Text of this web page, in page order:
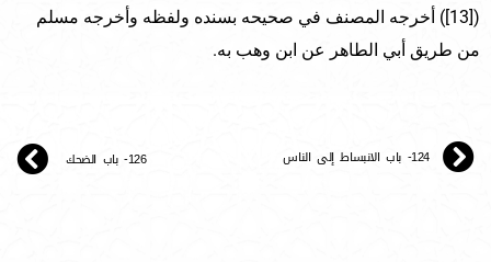
([13]) أخرجه المصنف في صحيحه بسنده ولفظه وأخرجه مسلم
من طريق أبي الطاهر عن ابن وهب به.
124- باب الانبساط إلى الناس 126- باب الضحك